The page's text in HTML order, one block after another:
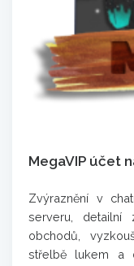
MegaVIP účet
Zvýraznění v
serveru, detailní
obchodů,
střelbě lukem a